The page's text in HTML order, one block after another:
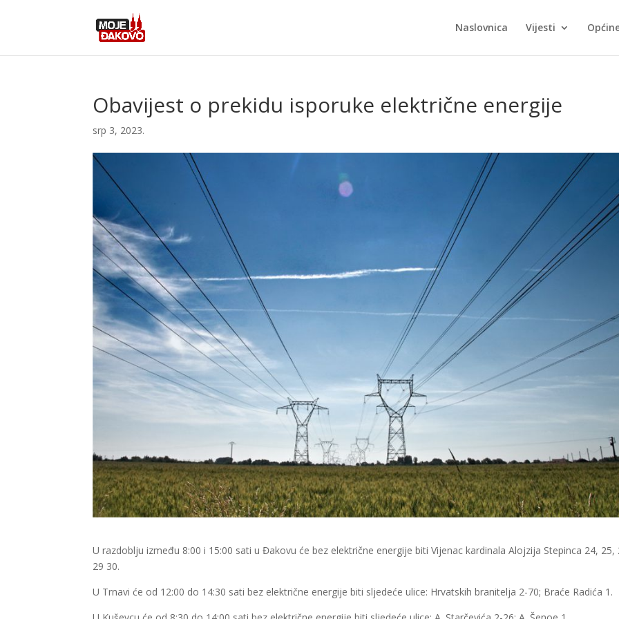
Naslovnica Vijesti
Obavijest o prekidu isporuke električne energije
srp 3, 2023.
U razdoblju između 8:00 i 15:00 sati u Đakovu će bez električne energije biti Vijenac kardinala Alojzija Stepinca 24, 25,
29 30.
U Trnavi će od 12:00 do 14:30 sati bez električne energije biti sljedeće ulice: Hrvatskih branitelja 2-70; Braće Radića 1.